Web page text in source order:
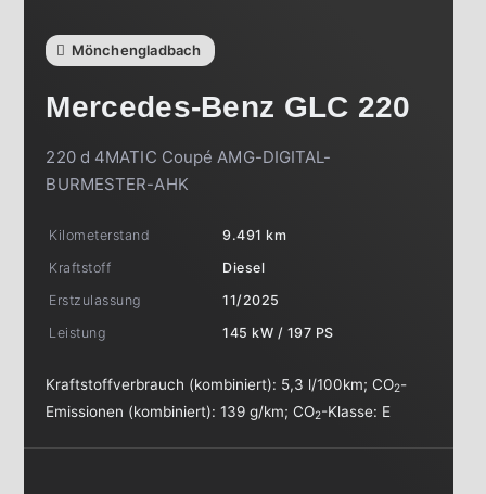
Mönchengladbach
Mercedes-Benz GLC 220
220 d 4MATIC Coupé AMG-DIGITAL-
BURMESTER-AHK
Kilometerstand
9.491 km
Kraftstoff
Diesel
Erstzulassung
11/2025
Leistung
145 kW / 197 PS
Kraftstoffverbrauch (kombiniert): 5,3 l/100km;CO2-
Emissionen (kombiniert):139 g/km;CO2-Klasse: E